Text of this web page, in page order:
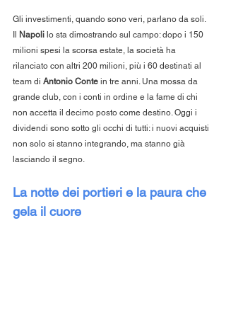
Gli investimenti, quando sono veri, parlano da soli.
Il Napoli lo sta dimostrando sul campo: dopo i 150
milioni spesi la scorsa estate, la società ha
rilanciato con altri 200 milioni, più i 60 destinati al
team di Antonio Conte in tre anni. Una mossa da
grande club, con i conti in ordine e la fame di chi
non accetta il decimo posto come destino. Oggi i
dividendi sono sotto gli occhi di tutti: i nuovi acquisti
non solo si stanno integrando, ma stanno già
lasciando il segno.
La notte dei portieri e la paura che
gela il cuore